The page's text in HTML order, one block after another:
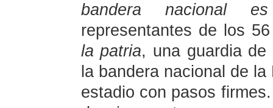
bandera nacional
representantes de los
la patria, una guardia
la bandera nacional de
estadio con pasos